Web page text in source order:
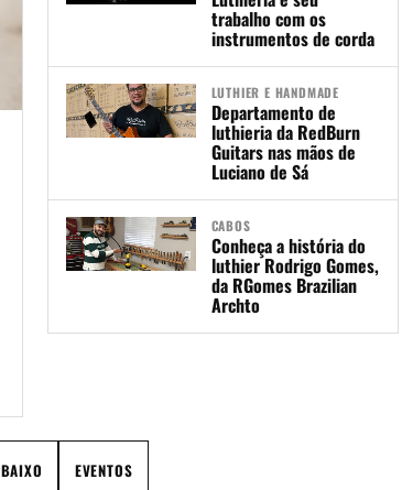
trabalho com os
instrumentos de corda
LUTHIER E HANDMADE
Departamento de
luthieria da RedBurn
Guitars nas mãos de
Luciano de Sá
CABOS
Conheça a história do
luthier Rodrigo Gomes,
da RGomes Brazilian
Archto
EVENTOS